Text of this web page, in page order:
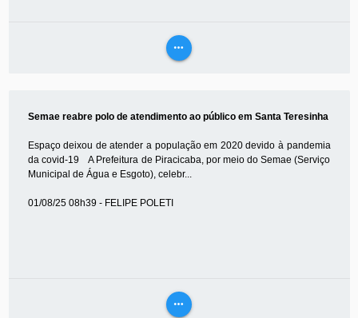
more_horiz
Semae reabre polo de atendimento ao público em Santa Teresinha
Espaço deixou de atender a população em 2020 devido à pandemia
da covid-19 A Prefeitura de Piracicaba, por meio do Semae (Serviço
Municipal de Água e Esgoto), celebr...
01/08/25 08h39 - FELIPE POLETI
more_horiz